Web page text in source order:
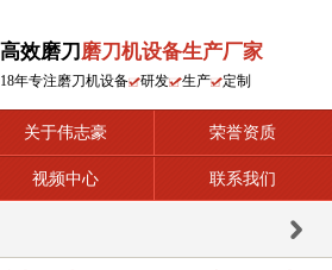
高效磨刀 磨刀机设备生产厂家
18年专注磨刀机设备 研发 生产 定制
关于伟志豪 荣誉资质
视频中心 联系我们